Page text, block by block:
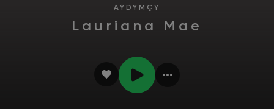
AÝDYMÇY
Lauriana Mae